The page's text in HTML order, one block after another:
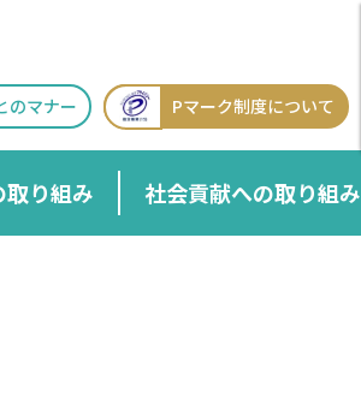
のマナー Pマーク制度について
り組み 社会貢献への取り組み